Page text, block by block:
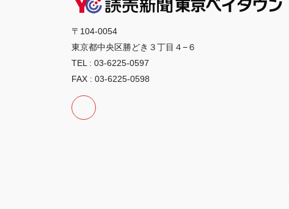
〒104-0054
東京都中央区勝どき３丁目４−６
TEL : 03-6225-0597
FAX : 03-6225-0598